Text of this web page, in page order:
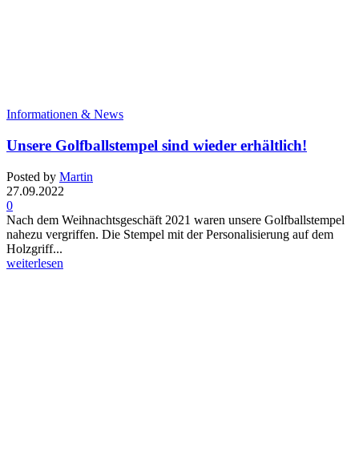
Informationen & News
Unsere Golfballstempel sind wieder erhältlich!
Posted by Martin
27.09.2022
0
Nach dem Weihnachtsgeschäft 2021 waren unsere Golfballstempel
nahezu vergriffen. Die Stempel mit der Personalisierung auf dem
Holzgriff...
weiterlesen